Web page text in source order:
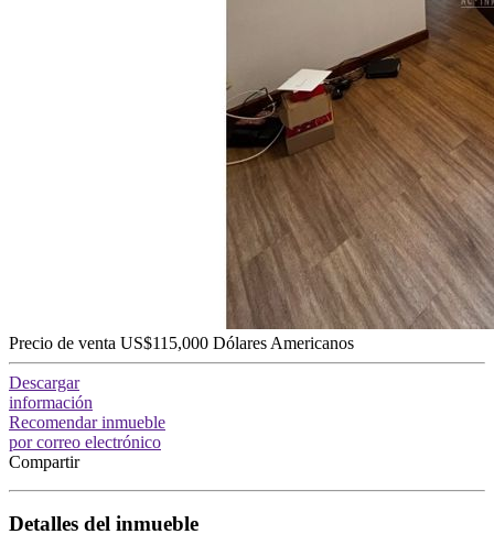
Precio de venta US$115,000 Dólares Americanos
Descargar
información
Recomendar inmueble
por correo electrónico
Compartir
Detalles del inmueble